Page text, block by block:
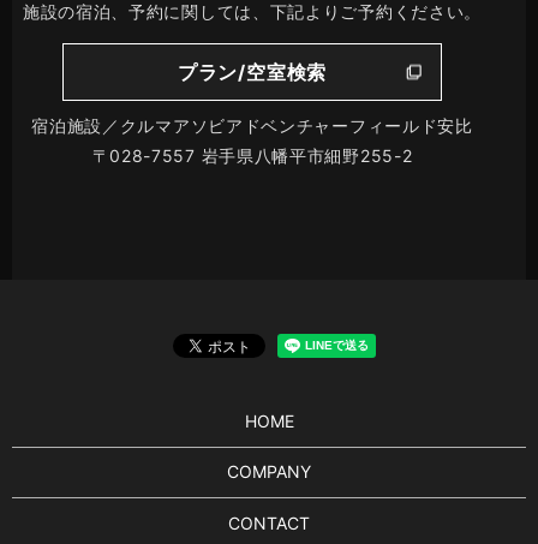
施設の宿泊、予約に関しては、下記よりご予約ください。
プラン/空室検索
宿泊施設／クルマアソビアドベンチャーフィールド安比
〒028-7557 岩手県八幡平市細野255-2
HOME
COMPANY
CONTACT